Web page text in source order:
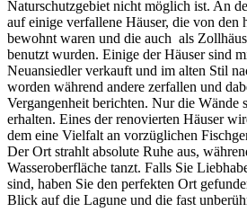
Naturschutzgebiet nicht möglich ist. An
auf einige verfallene Häuser, die von den
bewohnt waren und die auch als
benutzt wurden. Einige der Häuser sind
Neuansiedler verkauft und im alten Stil
worden während andere zerfallen und
Vergangenheit berichten. Nur die Wände
erhalten. Eines der renovierten Häuser
dem eine Vielfalt an vorzüglichen
Der Ort strahlt absolute Ruhe aus,
Wasseroberfläche tanzt. Falls Sie
sind, haben Sie den perfekten Ort
Blick auf die Lagune und die fast